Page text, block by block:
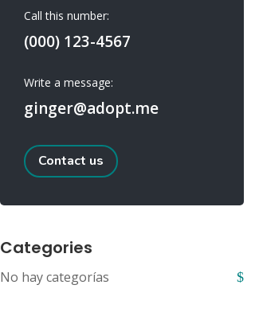
Call this number:
(000) 123-4567
Write a message:
ginger@adopt.me
Contact us
Categories
No hay categorías